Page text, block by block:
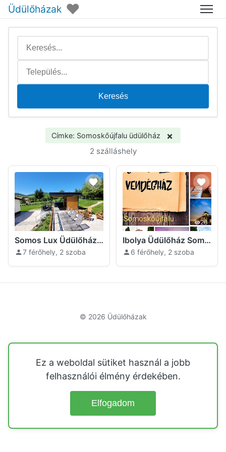
Üdülőházak ♥ Menü
Keresés
Címke: Somoskőújfalu üdülőház ×
2 szálláshely
31
Somos Lux Üdülőház Somoskőújfalu
7 férőhely, 2 szoba
26
Ibolya Üdülőház Somoskőújfalu
6 férőhely, 2 szoba
© 2026 Üdülőházak
Ez a weboldal sütiket használ a jobb
felhasználói élmény érdekében.
Elfogadom